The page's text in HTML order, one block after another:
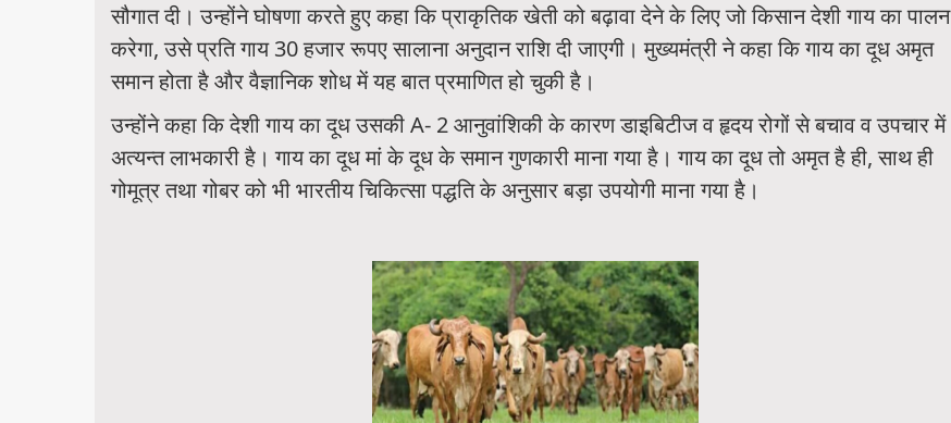
सौगात दी। उन्होंने घोषणा करते हुए कहा कि प्राकृतिक खेती को बढ़ावा देने के लिए जो किसान देशी गाय का पालन
करेगा, उसे प्रति गाय 30 हजार रूपए सालाना अनुदान राशि दी जाएगी। मुख्यमंत्री ने कहा कि गाय का दूध अमृत
समान होता है और वैज्ञानिक शोध में यह बात प्रमाणित हो चुकी है।
उन्होंने कहा कि देशी गाय का दूध उसकी A- 2 आनुवांशिकी के कारण डाइबिटीज व हृदय रोगों से बचाव व उपचार में
अत्यन्त लाभकारी है। गाय का दूध मां के दूध के समान गुणकारी माना गया है। गाय का दूध तो अमृत है ही, साथ ही
गोमूत्र तथा गोबर को भी भारतीय चिकित्सा पद्धति के अनुसार बड़ा उपयोगी माना गया है।